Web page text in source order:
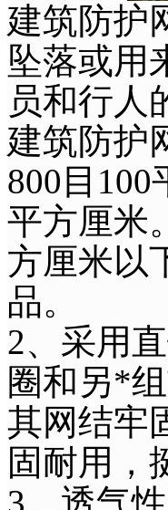
建筑防护
坠落或用
员和行人
建筑防护
800目
平方厘米
方厘米以
品。
2、采用
圈和另*
其网结牢
固耐用，